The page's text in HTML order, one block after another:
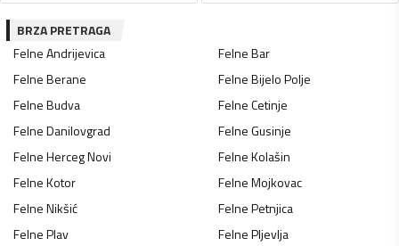
BRZA PRETRAGA
FelneAndrijevica FelneBar
FelneBerane FelneBijelo Polje
FelneBudva FelneCetinje
FelneDanilovgrad FelneGusinje
FelneHerceg Novi FelneKolašin
FelneKotor FelneMojkovac
FelneNikšić FelnePetnjica
FelnePlav FelnePljevlja